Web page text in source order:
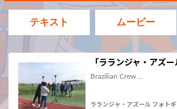
テキスト ムービー
「ラランジャ・アズ
Brazilian Crew …
ラランジャ・アズール フォト